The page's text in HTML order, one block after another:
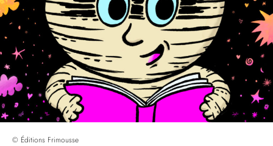
© Éditions Frimousse